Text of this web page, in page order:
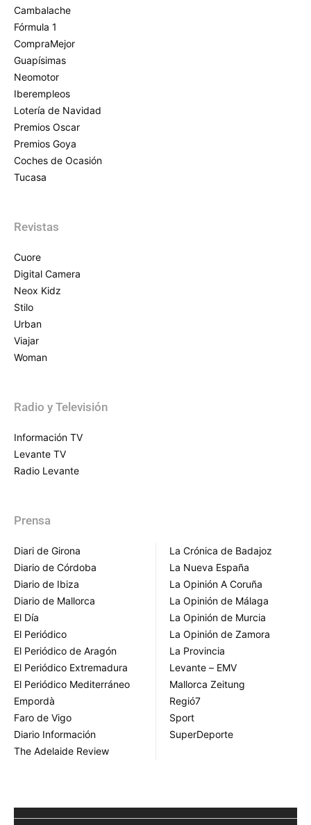
Cambalache
Fórmula 1
CompraMejor
Guapísimas
Neomotor
Iberempleos
Lotería de Navidad
Premios Oscar
Premios Goya
Coches de Ocasión
Tucasa
Revistas
Cuore
Digital Camera
Neox Kidz
Stilo
Urban
Viajar
Woman
Radio y Televisión
Información TV
Levante TV
Radio Levante
Prensa
Diari de Girona
Diario de Córdoba
Diario de Ibiza
Diario de Mallorca
El Día
El Periódico
El Periódico de Aragón
El Periódico Extremadura
El Periódico Mediterráneo
Empordà
Faro de Vigo
Diario Información
The Adelaide Review
La Crónica de Badajoz
La Nueva España
La Opinión A Coruña
La Opinión de Málaga
La Opinión de Murcia
La Opinión de Zamora
La Provincia
Levante – EMV
Mallorca Zeitung
Regió7
Sport
SuperDeporte